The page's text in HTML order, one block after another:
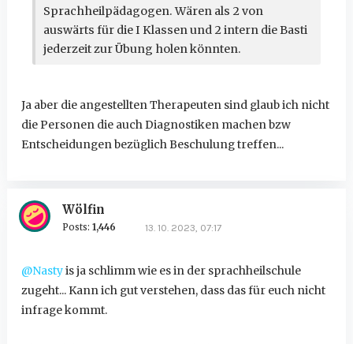
Sprachheilpädagogen. Wären als 2 von
auswärts für die I Klassen und 2 intern die Basti
jederzeit zur Übung holen könnten.
Ja aber die angestellten Therapeuten sind glaub ich nicht
die Personen die auch Diagnostiken machen bzw
Entscheidungen bezüglich Beschulung treffen...
Wölfin
Posts: 1,446 13. 10. 2023, 07:17
@Nastyis ja schlimm wie es in der sprachheilschule
zugeht... Kann ich gut verstehen, dass das für euch nicht
infrage kommt.